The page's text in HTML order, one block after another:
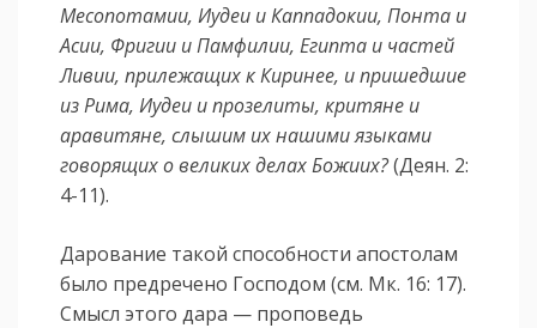
Месопотамии, Иудеи и Каппадокии, Понта и
Асии, Фригии и Памфилии, Египта и частей
Ливии, прилежащих к Киринее, и пришедшие
из Рима, Иудеи и прозелиты, критяне и
аравитяне, слышим их нашими языками
говорящих о великих делах Божиих?(Деян. 2:
4-11).
Дарование такой способности апостолам
было предречено Господом (см. Мк. 16: 17).
Смысл этого дара — проповедь